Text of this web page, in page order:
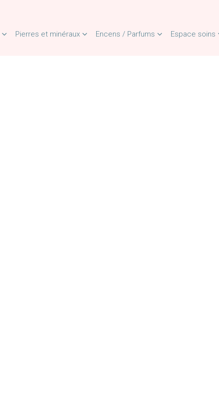
Pierres et minéraux Encens / Parfums Espace soins